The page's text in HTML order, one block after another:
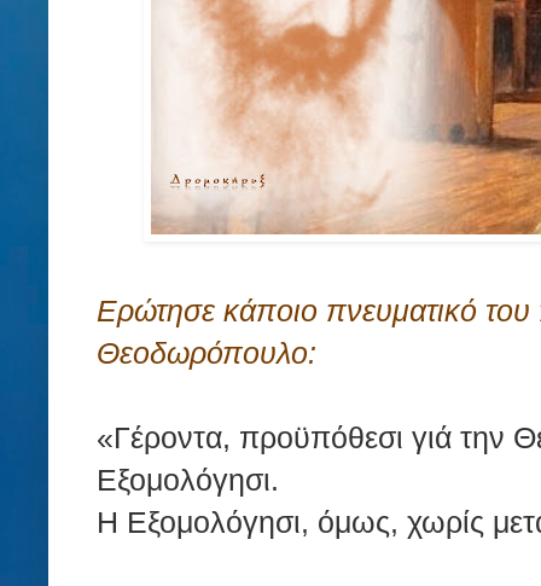
Ερώτησε κάποιο πνευματικό του
Θεοδωρόπουλο:
«Γέροντα, προϋπόθεσι γιά την
Εξομολόγησι.
Η Eξομολόγησι, όμως, χωρίς